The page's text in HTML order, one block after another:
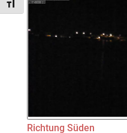
Schrift vergrößern
Richtung Süden